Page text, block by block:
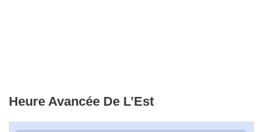
Heure Avancée De L’Est